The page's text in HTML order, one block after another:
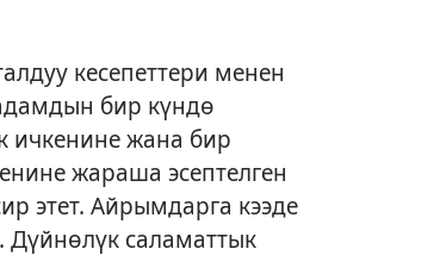
кесепеттери менен
бир күндө
ичкенине жана бир
жараша эсептелген
этет. Айрымдарга кээде
Дүйнөлүк саламаттык